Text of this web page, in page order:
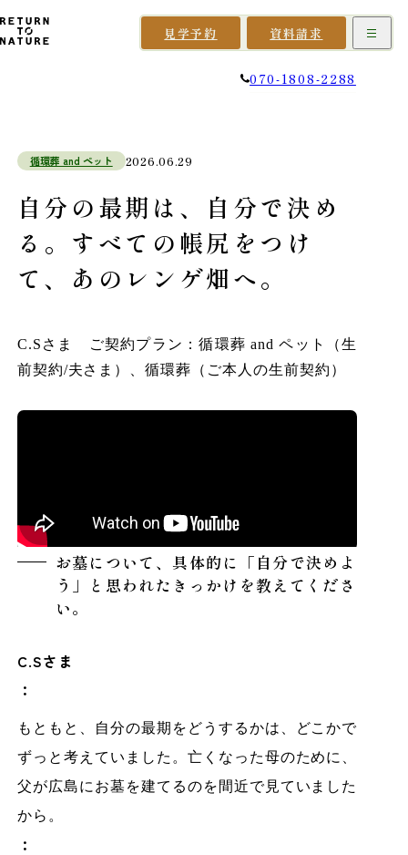
見学予約 資料請求
070-1808-2288
自分の最期は、自分で決め
る。すべての帳尻をつけ
て、あのレンゲ畑へ。
循環葬 and ペット 2026.06.29
C.Sさま ご契約プラン：循環葬 and ペット（生
前契約/夫さま）、循環葬（ご本人の生前契約）
お墓について、具体的に「自分で決めよ
う」と思われたきっかけを教えてくださ
い。
C.Sさま
：
もともと、自分の最期をどうするかは、どこかで
ずっと考えていました。亡くなった母のために、
父が広島にお墓を建てるのを間近で見ていました
から。
：